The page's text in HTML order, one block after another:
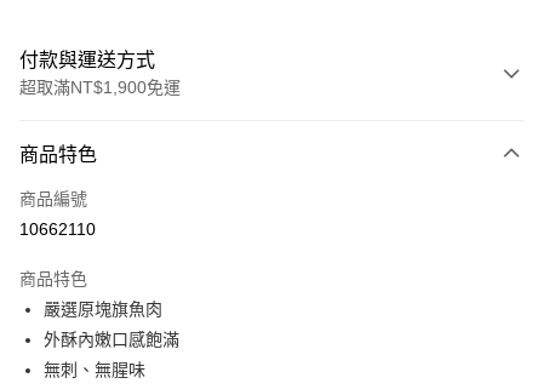
付款與運送方式
超取滿NT$1,900免運
信用卡一次付款
LINE Pay
ATM付款
貨到付款
商品特色
商品編號
10662110
商品特色
嚴選原塊旗魚肉
外酥內嫩口感飽滿
無刺、無腥味